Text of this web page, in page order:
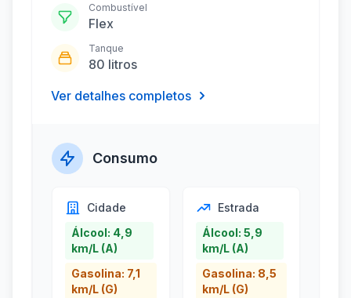
Combustível
Flex
Tanque
80 litros
Ver detalhes completos
Consumo
Cidade
Álcool: 4,9
km/L (A)
Gasolina: 7,1
km/L (G)
Estrada
Álcool: 5,9
km/L (A)
Gasolina: 8,5
km/L (G)